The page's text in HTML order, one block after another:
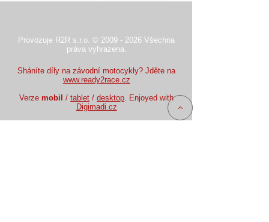
Provozuje R2R s.r.o. © 2009 - 2026 Všechna
práva vyhrazena.
Sháníte díly na závodní motocykly? Jděte na
www.ready2race.cz
Verze mobil /tablet /desktop. Enjoyed with
Digimadi.cz